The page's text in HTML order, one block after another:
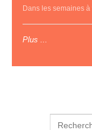
Dans les semaines
Plus ...